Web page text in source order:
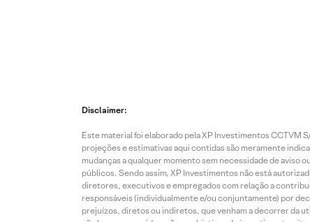
Disclaimer:
Este material foi elaborado pela XP Investimentos CCTVM
projeções e estimativas aqui contidas são meramente
mudanças a qualquer momento sem necessidade de aviso
públicos. Sendo assim, XP Investimentos não está
diretores, executivos e empregados com relação a
responsáveis (individualmente e/ou conjuntamente) por
prejuízos, diretos ou indiretos, que venham a decorrer da